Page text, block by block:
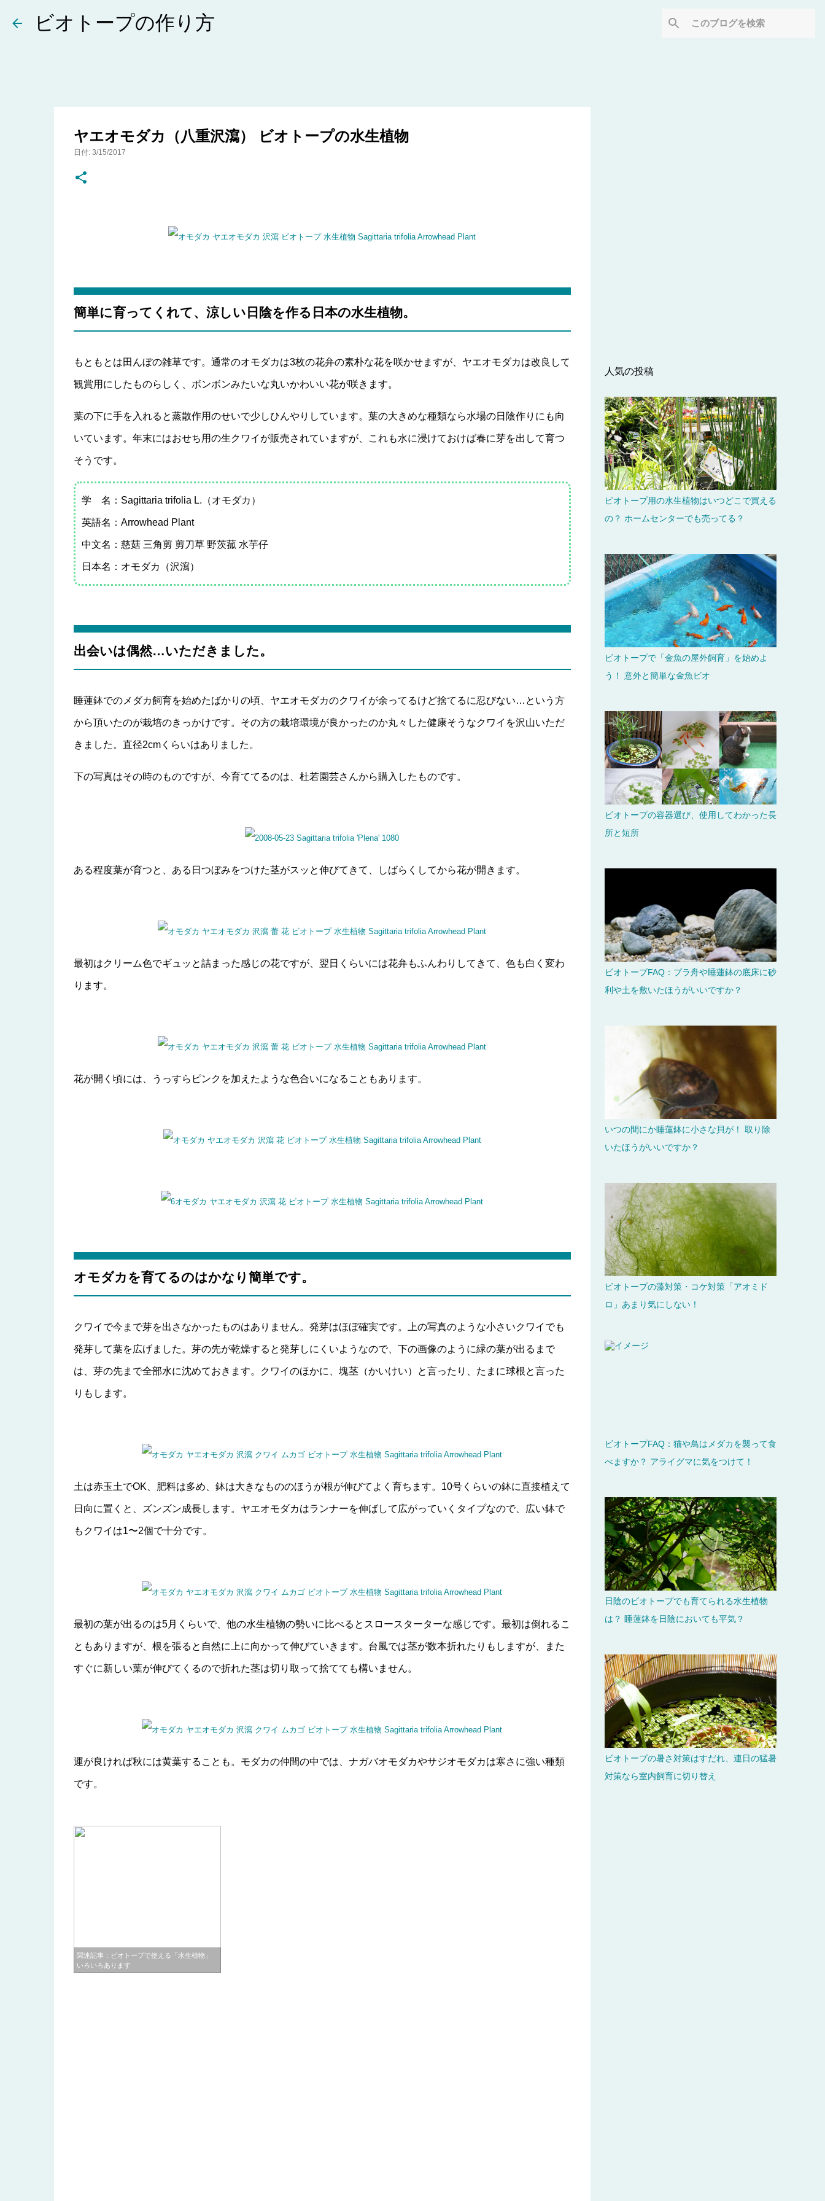
ビオトープの作り方
ヤエオモダカ（八重沢瀉） ビオトープの水生植物
日付: 3/15/2017
簡単に育ってくれて、涼しい日陰を作る日本の水生植物。
もともとは田んぼの雑草です。通常のオモダカは3枚の花弁の素朴な花を咲かせますが、ヤエオモダカは改良して
観賞用にしたものらしく、ボンボンみたいな丸いかわいい花が咲きます。
葉の下に手を入れると蒸散作用のせいで少しひんやりしています。葉の大きめな種類なら水場の日陰作りにも向
いています。年末にはおせち用の生クワイが販売されていますが、これも水に浸けておけば春に芽を出して育つ
そうです。
学 名：Sagittaria trifolia L.（オモダカ）
英語名：Arrowhead Plant
中文名：慈菇 三角剪 剪刀草 野茨菰 水芋仔
日本名：オモダカ（沢瀉）
出会いは偶然…いただきました。
睡蓮鉢でのメダカ飼育を始めたばかりの頃、ヤエオモダカのクワイが余ってるけど捨てるに忍びない…という方
から頂いたのが栽培のきっかけです。その方の栽培環境が良かったのか丸々した健康そうなクワイを沢山いただ
きました。直径2cmくらいはありました。
下の写真はその時のものですが、今育ててるのは、杜若園芸さんから購入したものです。
ある程度葉が育つと、ある日つぼみをつけた茎がスッと伸びてきて、しばらくしてから花が開きます。
最初はクリーム色でギュッと詰まった感じの花ですが、翌日くらいには花弁もふんわりしてきて、色も白く変わ
ります。
花が開く頃には、うっすらピンクを加えたような色合いになることもあります。
オモダカを育てるのはかなり簡単です。
クワイで今まで芽を出さなかったものはありません。発芽はほぼ確実です。上の写真のような小さいクワイでも
発芽して葉を広げました。芽の先が乾燥すると発芽しにくいようなので、下の画像のように緑の葉が出るまで
は、芽の先まで全部水に沈めておきます。クワイのほかに、塊茎（かいけい）と言ったり、たまに球根と言った
りもします。
土は赤玉土でOK、肥料は多め、鉢は大きなもののほうが根が伸びてよく育ちます。10号くらいの鉢に直接植えて
日向に置くと、ズンズン成長します。ヤエオモダカはランナーを伸ばして広がっていくタイプなので、広い鉢で
もクワイは1〜2個で十分です。
最初の葉が出るのは5月くらいで、他の水生植物の勢いに比べるとスロースターターな感じです。最初は倒れるこ
ともありますが、根を張ると自然に上に向かって伸びていきます。台風では茎が数本折れたりもしますが、また
すぐに新しい葉が伸びてくるので折れた茎は切り取って捨てても構いません。
運が良ければ秋には黄葉することも。モダカの仲間の中では、ナガバオモダカやサジオモダカは寒さに強い種類
です。
関連記事：ビオトープで使える「水生植物」
いろいろあります
人気の投稿
ビオトープ用の水生植物はいつどこで買える
の？ ホームセンターでも売ってる？
ビオトープで「金魚の屋外飼育」を始めよ
う！ 意外と簡単な金魚ビオ
ビオトープの容器選び、使用してわかった長
所と短所
ビオトープFAQ：プラ舟や睡蓮鉢の底床に砂
利や土を敷いたほうがいいですか？
いつの間にか睡蓮鉢に小さな貝が！ 取り除
いたほうがいいですか？
ビオトープの藻対策・コケ対策「アオミド
ロ」あまり気にしない！
ビオトープFAQ：猫や鳥はメダカを襲って食
べますか？ アライグマに気をつけて！
日陰のビオトープでも育てられる水生植物
は？ 睡蓮鉢を日陰においても平気？
ビオトープの暑さ対策はすだれ、連日の猛暑
対策なら室内飼育に切り替え